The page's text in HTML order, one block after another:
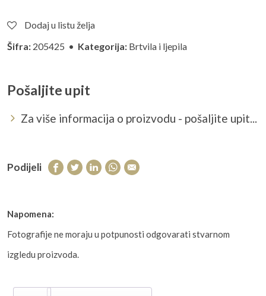
Dodaj u listu želja
Šifra: 205425 • Kategorija: Brtvila i ljepila
Pošaljite upit
Za više informacija o proizvodu - pošaljite upit...
Podijeli
Napomena:
Fotografije ne moraju u potpunosti odgovarati stvarnom
izgledu proizvoda.